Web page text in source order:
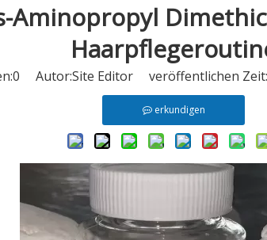
Aminopropyl
0 Autor:Site Editor veröffentlichen
erkundigen